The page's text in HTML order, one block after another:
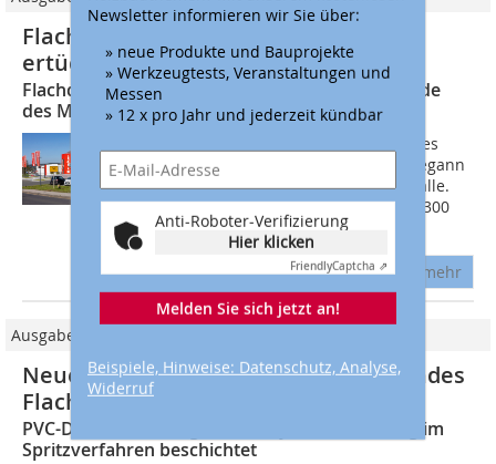
Newsletter informieren wir Sie über:
» neue Produkte und Bauprojekte
» Werkzeugtests, Veranstaltungen und
Messen
» 12 x pro Jahr und jederzeit kündbar
Anti-Roboter-Verifizierung
Hier klicken
FriendlyCaptcha ⇗
Melden Sie sich jetzt an!
Beispiele, Hinweise: Datenschutz, Analyse,
Widerruf
Flachdach im laufenden Betrieb
ertüchtigt
Flachdach-Regeneration für Ausstellungsgebäude
des Möbelhauses Brucker
Die Erfolgsgeschichte des Möbelhauses
Brucker in Kall im Kreis Euskirchen begann
vor über 65 Jahren in einer kleinen Halle.
Heute ist das Unternehmen mit über 300
Mitarbeitenden, einer...
mehr
Ausgabe 03/2024
Neue Flüssigabdichtung für bestehendes
Flachdach
PVC-Dachabdichtung mit PU-Hybridabdichtung im
Spritzverfahren beschichtet